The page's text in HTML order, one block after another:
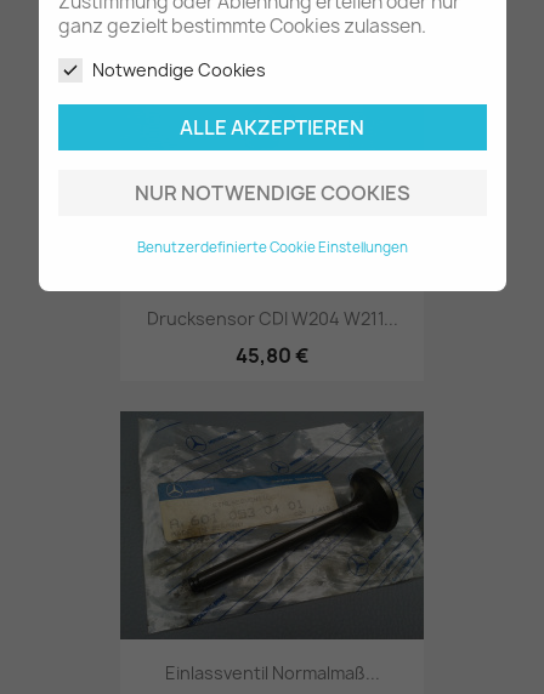
ganz gezielt bestimmte Cookies zulassen.
Notwendige Cookies
ALLE AKZEPTIEREN
NUR NOTWENDIGE COOKIES
Benutzerdefinierte Cookie Einstellungen
Drucksensor CDI W204 W211...
45,80 €
Einlassventil Normalmaß...